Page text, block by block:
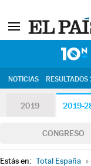
NOTICIAS
2019 2019-
CONGRESO
Estás en: Total España »